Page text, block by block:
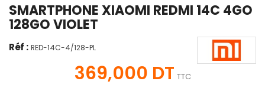
SMARTPHONE XIAOMI REDMI 14C 4GO
128GO VIOLET
Réf : RED-14C-4/128-PL
369,000 DT TTC